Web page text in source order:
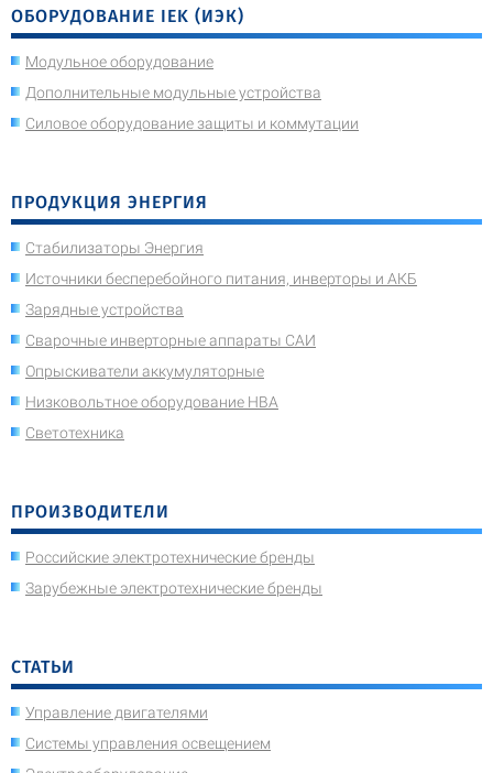
ОБОРУДОВАНИЕ IEK (ИЭК)
Модульное оборудование
Дополнительные модульные устройства
Силовое оборудование защиты и коммутации
ПРОДУКЦИЯ ЭНЕРГИЯ
Стабилизаторы Энергия
Источники бесперебойного питания, инверторы и АКБ
Зарядные устройства
Сварочные инверторные аппараты САИ
Опрыскиватели аккумуляторные
Низковольтное оборудование НВА
Светотехника
ПРОИЗВОДИТЕЛИ
Российские электротехнические бренды
Зарубежные электротехнические бренды
СТАТЬИ
Управление двигателями
Системы управления освещением